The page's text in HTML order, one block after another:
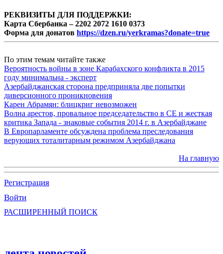
РЕКВИЗИТЫ ДЛЯ ПОДДЕРЖКИ:
Карта Сбербанка – 2202 2072 1610 0373
Форма для донатов https://dzen.ru/yerkramas?donate=true
По этим темам читайте также
Вероятность войны в зоне Карабахского конфликта в 2015
году минимальна - эксперт
Азербайджанская сторона предприняла две попытки
диверсионного проникновения
Карен Абрамян: блицкриг невозможен
Волна арестов, провальное председательство в СЕ и жесткая
критика Запада - знаковые события 2014 г. в Азербайджане
В Европарламенте обсуждена проблема преследования
верующих тоталитарным режимом Азербайджана
На главную
Регистрация
Войти
РАСШИРЕННЫЙ ПОИСК